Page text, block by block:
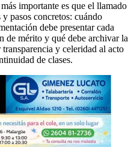
importante es que el llamado
pasos concretos: cuándo
debe presentar cada
de mérito y qué debe archivar la
y celeridad al acto
de clases.